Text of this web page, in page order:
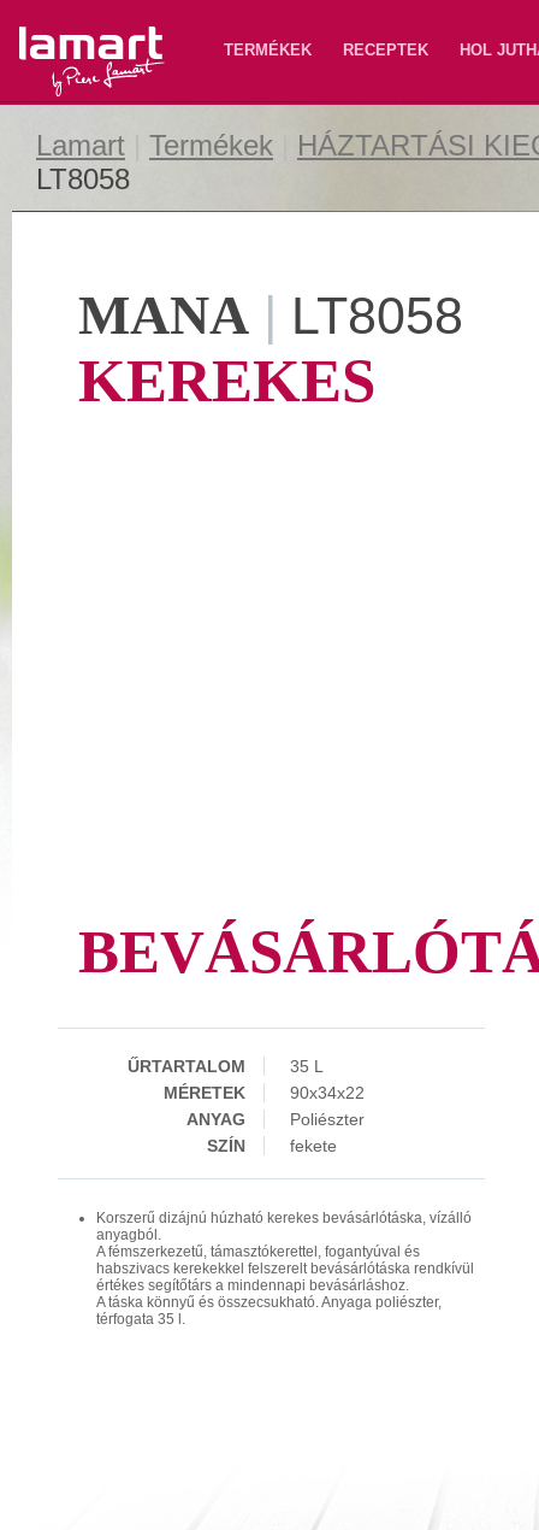
Lamart TERMÉKEK RECEPTEK HOL
Lamart Termékek
HÁZTARTÁSI
LT8058
MANA | LT8058
KEREKES
ŰRTARTALOM
35 L
MÉRETEK
90x34x22
ANYAG
Poliészter
SZÍN
fekete
Korszerű dizájnú húzható kerekes bevásárlótáska, vízálló
anyagból.
A fémszerkezetű, támasztókerettel, fogantyúval és
habszivacs kerekekkel felszerelt bevásárlótáska rendkívül
értékes segítőtárs a mindennapi bevásárláshoz.
A táska könnyű és összecsukható. Anyaga poliészter,
térfogata 35 l.